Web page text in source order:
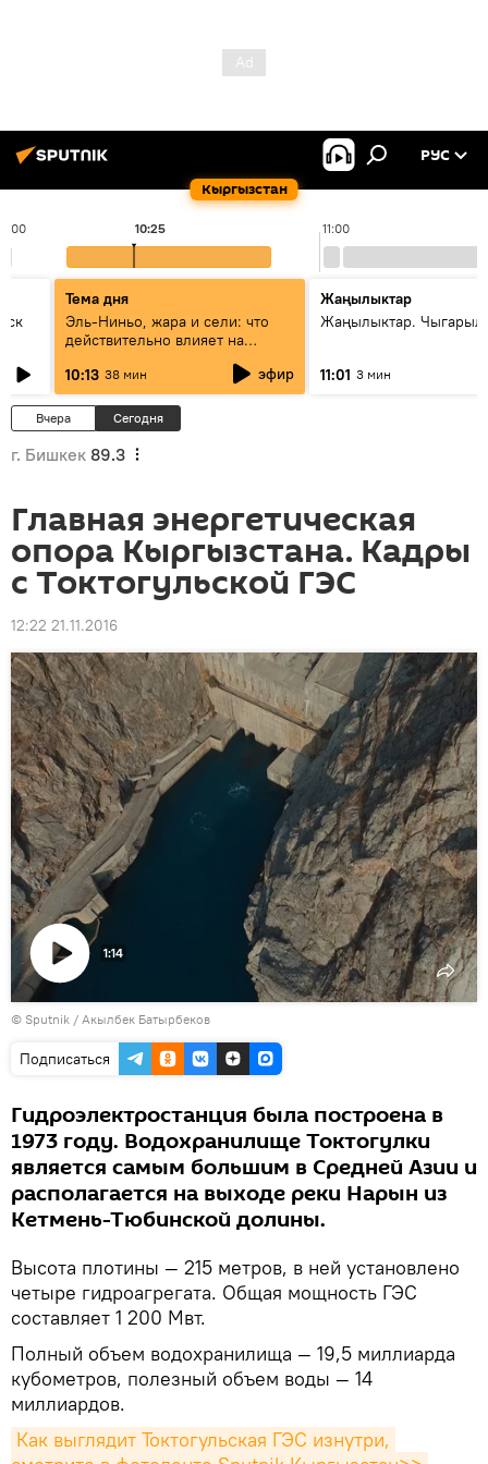
Кыргызстан
РУС
11:00
10:25
Тема дня
Эль-Ниньо, жара и сели: что
действительно влияет на
10:13 38 мин эфир
Жаңылыктар
Жаңылыктар.
11:01 3 мин
Вчера Сегодня
г. Бишкек 89.3
Главная энергетическая
опора Кыргызстана. Кадры
с Токтогульской ГЭС
12:22 21.11.2016
Воспроизвести
видео
1:14
© Sputnik / Акылбек Батырбеков
Подписаться
Гидроэлектростанция была построена в
1973 году. Водохранилище Токтогулки
является самым большим в Средней Азии и
располагается на выходе реки Нарын из
Кетмень-Тюбинской долины.
Высота плотины — 215 метров, в ней установлено
четыре гидроагрегата. Общая мощность ГЭС
составляет 1 200 Мвт.
Полный объем водохранилища — 19,5 миллиарда
кубометров, полезный объем воды — 14
миллиардов.
Как выглядит Токтогульская ГЭС изнутри,